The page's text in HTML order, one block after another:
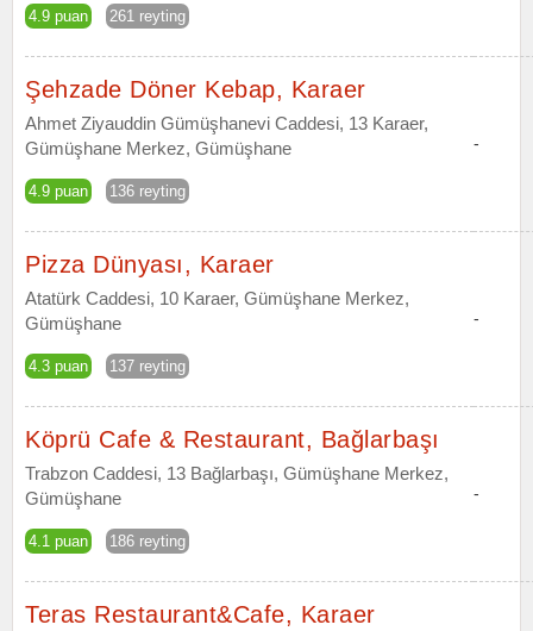
4.9 puan 261 reyting
Şehzade Döner Kebap, Karaer
Ahmet Ziyauddin Gümüşhanevi Caddesi, 13 Karaer,
Gümüşhane Merkez, Gümüşhane
4.9 puan 136 reyting
-
Pizza Dünyası, Karaer
Atatürk Caddesi, 10 Karaer, Gümüşhane Merkez,
Gümüşhane
4.3 puan 137 reyting
-
Köprü Cafe & Restaurant, Bağlarbaşı
Trabzon Caddesi, 13 Bağlarbaşı, Gümüşhane Merkez,
Gümüşhane
4.1 puan 186 reyting
-
Teras Restaurant&Cafe, Karaer